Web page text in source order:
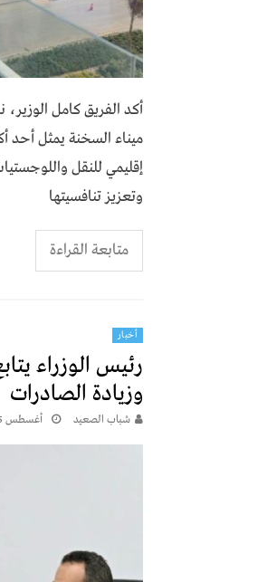
أكد الفريق كامل
ميناء السخنة يمثل أحد
إقليمي للنقل
وتعزيز تنافسيتها
متابعة القراءة
أخبار
رئيس الوزراء
وزيادة الصادرات
شباب الصعيد أغسطس 5, 2026